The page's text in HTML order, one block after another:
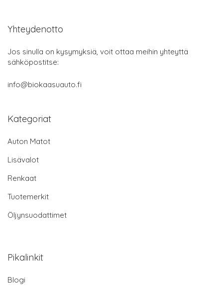
Yhteydenotto
Jos sinulla on kysymyksiä, voit ottaa meihin yhteyttä
sähköpostitse:
info@biokaasuauto.fi
Kategoriat
Auton Matot
Lisävalot
Renkaat
Tuotemerkit
Öljynsuodattimet
Pikalinkit
Blogi